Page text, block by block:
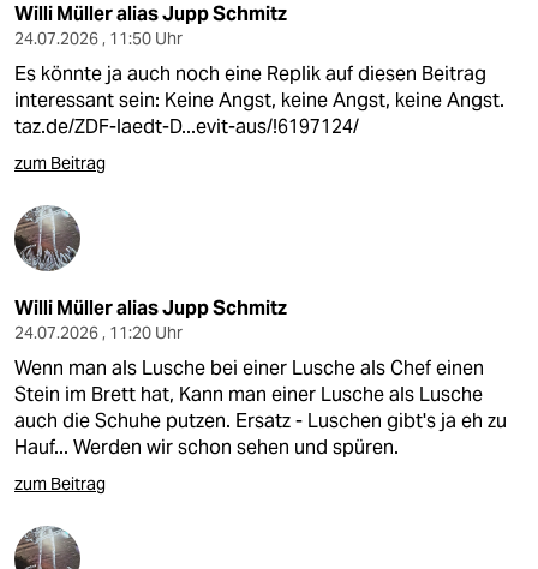
Willi Müller alias Jupp Schmitz
24.07.2026 , 11:50 Uhr
Es könnte ja auch noch eine Replik auf diesen Beitrag
interessant sein: Keine Angst, keine Angst, keine Angst.
taz.de/ZDF-laedt-D...evit-aus/!6197124/
zum Beitrag
Willi Müller alias Jupp Schmitz
24.07.2026 , 11:20 Uhr
Wenn man als Lusche bei einer Lusche als Chef einen
Stein im Brett hat, Kann man einer Lusche als Lusche
auch die Schuhe putzen. Ersatz - Luschen gibt's ja eh zu
Hauf... Werden wir schon sehen und spüren.
zum Beitrag